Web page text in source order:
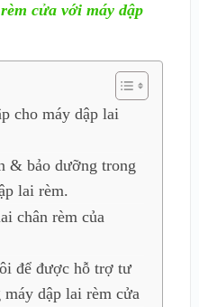
cửa với máy dập
cho máy dập lai
& bảo dưỡng trong
lai rèm.
chân rèm của
để được hỗ trợ tư
máy dập lai rèm cửa